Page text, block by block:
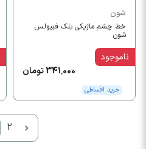
شون
خط چشم ماژیکی بلک فبیولس
شون
341,000 تومان
خرید اقساطی
ناموجود
2